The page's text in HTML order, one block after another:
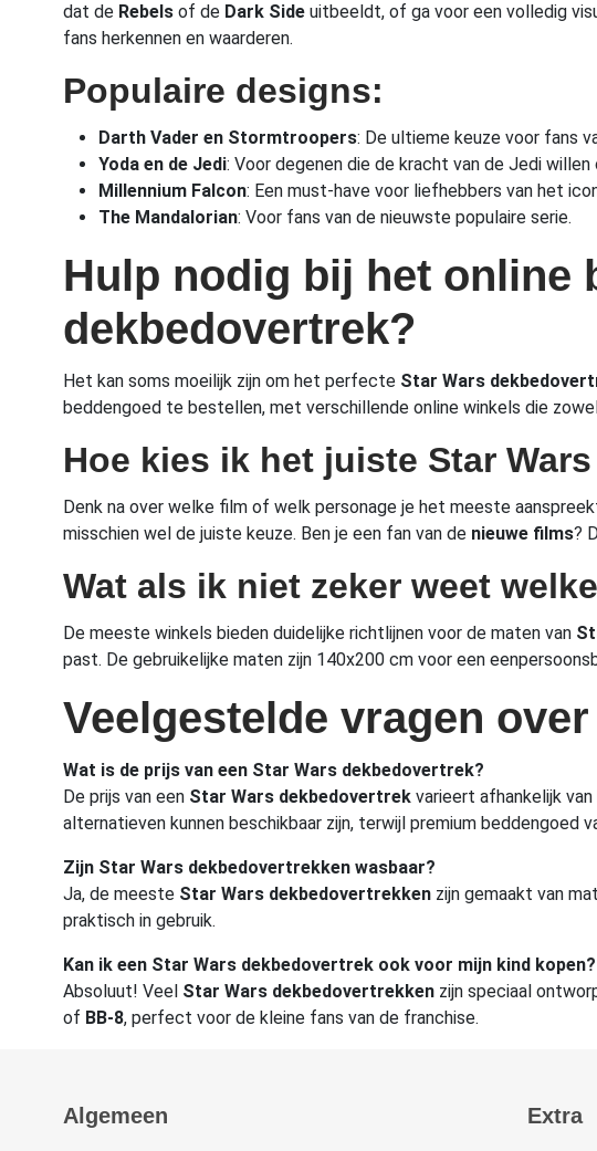
dat de Rebels of de Dark Side uitbeeldt, of ga voor een volledig
fans herkennen en waarderen.
Populaire designs:
Darth Vader en Stormtroopers: De ultieme keuze voor fans
Yoda en de Jedi: Voor degenen die de kracht van de Jedi willen
Millennium Falcon: Een must-have voor liefhebbers van het
The Mandalorian: Voor fans van de nieuwste populaire serie.
Hulp nodig bij het online
dekbedovertrek?
Het kan soms moeilijk zijn om het perfecte Star Wars
beddengoed te bestellen, met verschillende online winkels die
Hoe kies ik het juiste Star
Denk na over welke film of welk personage je het meeste
misschien wel de juiste keuze. Ben je een fan van de nieuwe films?
Wat als ik niet zeker weet
De meeste winkels bieden duidelijke richtlijnen voor de maten van
past. De gebruikelijke maten zijn 140x200 cm voor een
Veelgestelde vragen
Wat is de prijs van een Star Wars dekbedovertrek?
De prijs van een Star Wars dekbedovertrek varieert afhankelijk
alternatieven kunnen beschikbaar zijn, terwijl premium beddengoed
Zijn Star Wars dekbedovertrekken wasbaar?
Ja, de meeste Star Wars dekbedovertrekken zijn gemaakt van
praktisch in gebruik.
Kan ik een Star Wars dekbedovertrek ook voor mijn kind kopen?
Absoluut! Veel Star Wars dekbedovertrekken zijn speciaal
of BB-8, perfect voor de kleine fans van de franchise.
Algemeen Extra